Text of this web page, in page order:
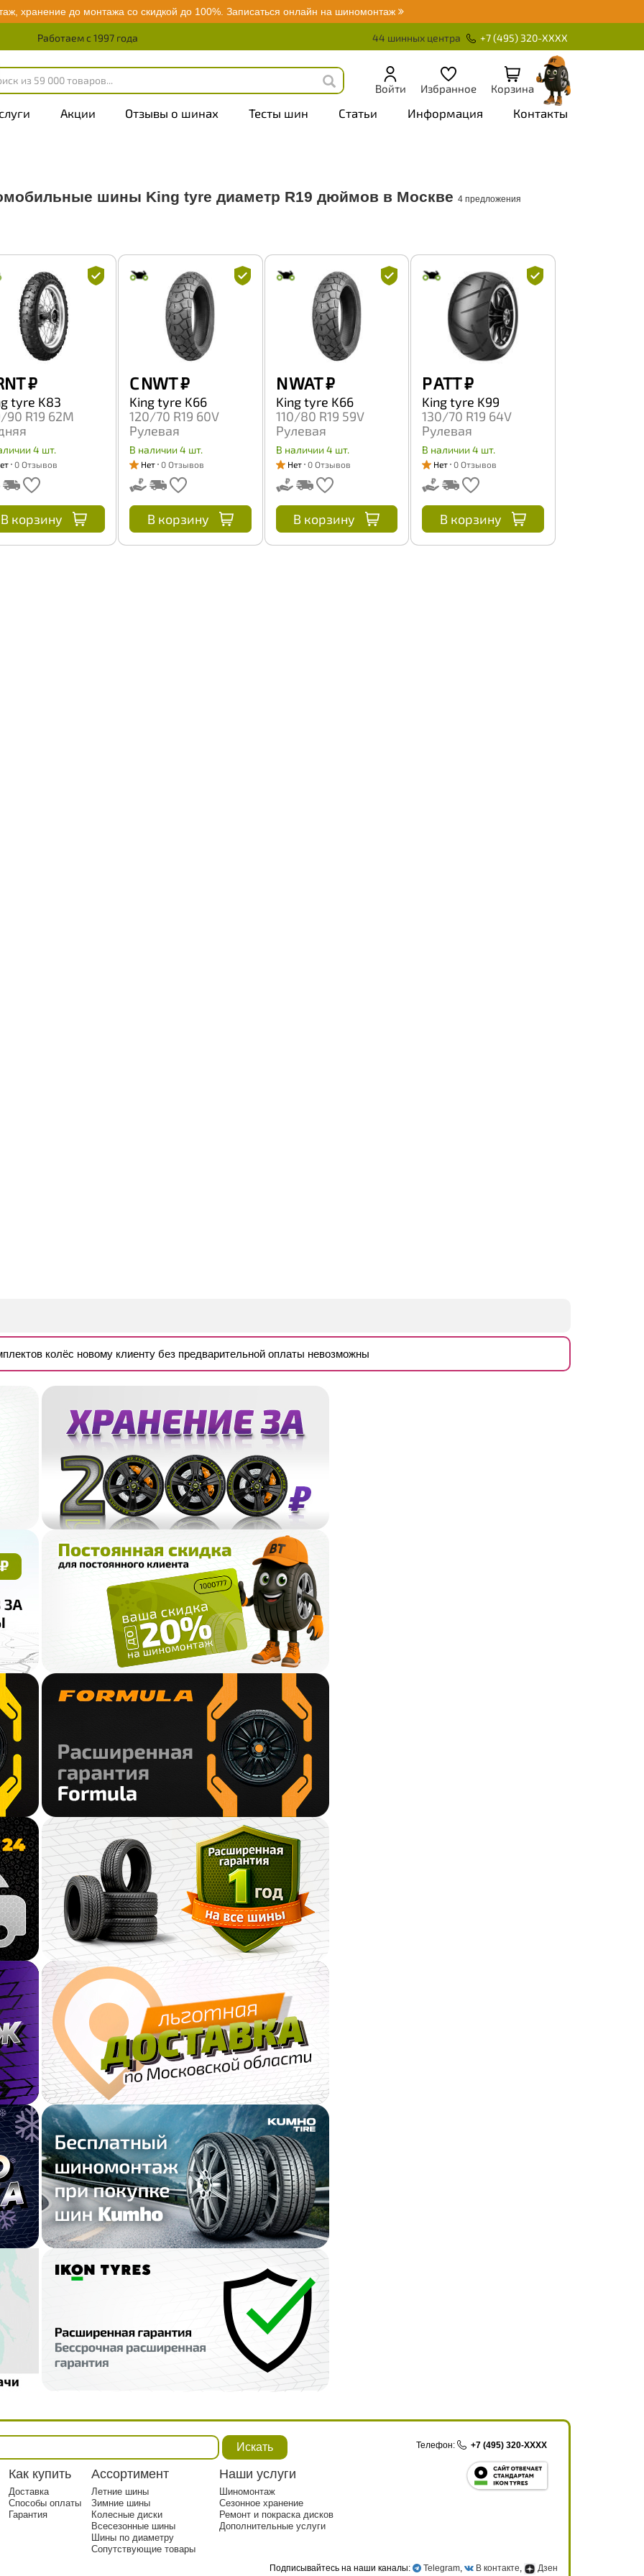
хранение до монтажа со скидкой до 100%. Записаться онлайн на шиномонтаж
Работаем с 1997 года 44 шинных центра +7 (495) 320-XXXX
Войти Избранное Корзина
Акции Отзывы о шинах Тесты шин Статьи Информация Контакты
шины King tyre диаметр R19 дюймов в Москве 4 предложения
₽
tyre K83
90 R19 62M
4 шт.
0 Отзывов
В корзину
C NWT₽
King tyre K66
120/70 R19 60V
Рулевая
В наличии 4 шт.
Нет 0 Отзывов
В корзину
N WAT₽
King tyre K66
110/80 R19 59V
Рулевая
В наличии 4 шт.
Нет 0 Отзывов
В корзину
P ATT₽
King tyre K99
130/70 R19 64V
Рулевая
В наличии 4 шт.
Нет 0 Отзывов
В корзину
колёс новому клиенту без предварительной оплаты невозможны
Искать
Как купить
Доставка
Способы оплаты
Гарантия
Ассортимент
Летние шины
Зимние шины
Колесные диски
Всесезонные шины
Шины по диаметру
Сопутствующие товары
Наши услуги
Шиномонтаж
Сезонное хранение
Ремонт и покраска дисков
Дополнительные услуги
Телефон: +7 (495) 320-XXXX
Подписывайтесь на наши каналы: Telegram, В контакте, Дзен